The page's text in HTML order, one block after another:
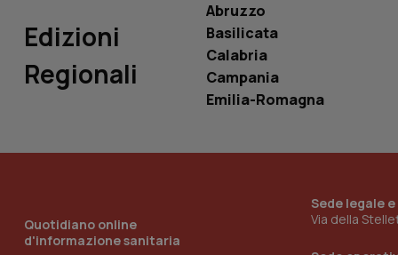
Edizioni
Regionali
Abruzzo
Basilicata
Calabria
Campania
Emilia-Romagna
Quotidiano online
d'informazione sanitaria
Sede legale
Via della
named-enable